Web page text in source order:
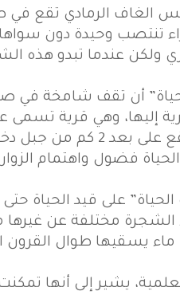
تقع في صحراء البحرين عمرها
وحيدة دون سواها،
ولكن عندما تبدو هذه
أن تقف شامخة في
إليها، وهي قرية تسمى
فضول واهتمام
على قيد الحياة
الشجرة مختلفة عن
يسقيها طوال القرون
يشير إلى أنها